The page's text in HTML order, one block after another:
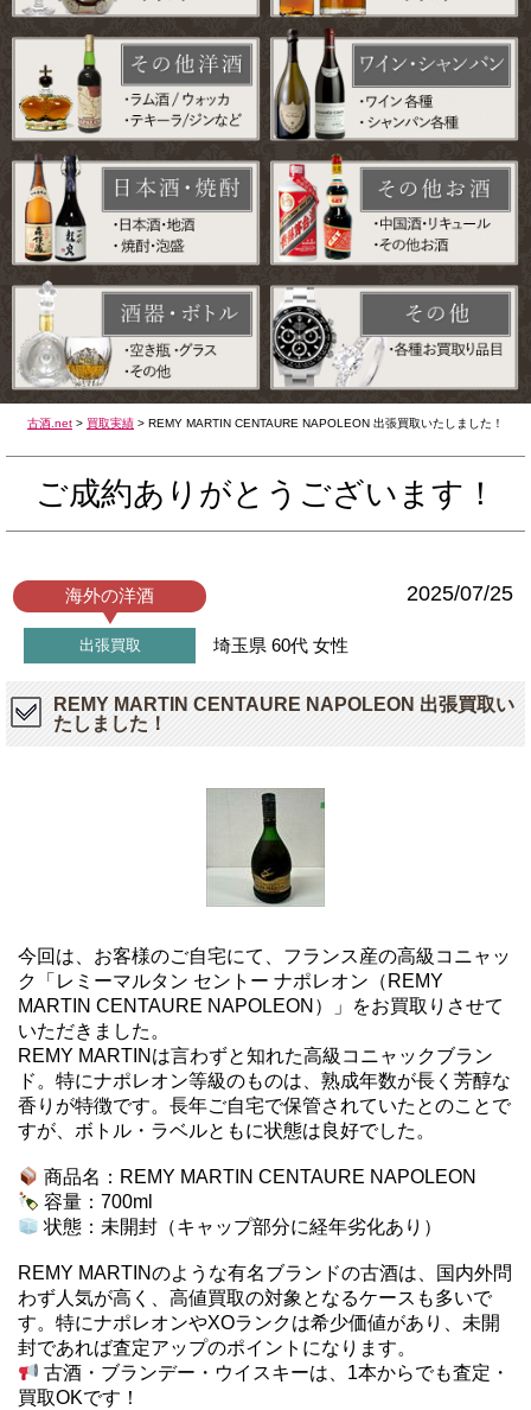
古酒.net > 買取実績 > REMY MARTIN CENTAURE NAPOLEON 出張買取いたしました！
ご成約ありがとうございます！
海外の洋酒 2025/07/25
出張買取 埼玉県 60代 女性
REMY MARTIN CENTAURE NAPOLEON 出張買取い
たしました！
今回は、お客様のご自宅にて、フランス産の高級コニャッ
ク「レミーマルタン セントー ナポレオン（REMY
MARTIN CENTAURE NAPOLEON）」をお買取りさせて
いただきました。
REMY MARTINは言わずと知れた高級コニャックブラン
ド。特にナポレオン等級のものは、熟成年数が長く芳醇な
香りが特徴です。長年ご自宅で保管されていたとのことで
すが、ボトル・ラベルともに状態は良好でした。
商品名：REMY MARTIN CENTAURE NAPOLEON
容量：700ml
状態：未開封（キャップ部分に経年劣化あり）
REMY MARTINのような有名ブランドの古酒は、国内外問
わず人気が高く、高値買取の対象となるケースも多いで
す。特にナポレオンやXOランクは希少価値があり、未開
封であれば査定アップのポイントになります。
古酒・ブランデー・ウイスキーは、1本からでも査定・
買取OKです！